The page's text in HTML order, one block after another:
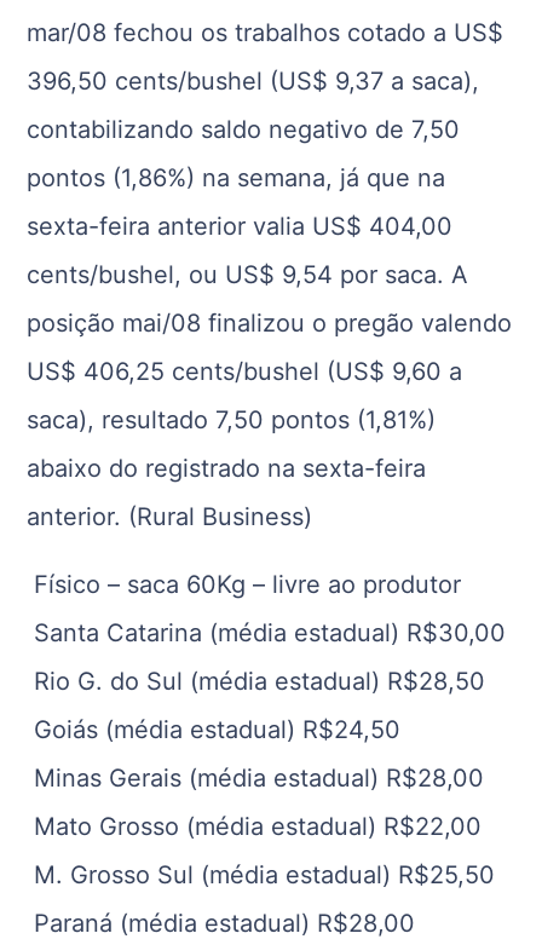
mar/08 fechou os trabalhos cotado a US$
396,50 cents/bushel (US$ 9,37 a saca),
contabilizando saldo negativo de 7,50
pontos (1,86%) na semana, já que na
sexta-feira anterior valia US$ 404,00
cents/bushel, ou US$ 9,54 por saca. A
posição mai/08 finalizou o pregão valendo
US$ 406,25 cents/bushel (US$ 9,60 a
saca), resultado 7,50 pontos (1,81%)
abaixo do registrado na sexta-feira
anterior. (Rural Business)
Físico – saca 60Kg – livre ao produtor
Santa Catarina (média estadual) R$30,00
Rio G. do Sul (média estadual) R$28,50
Goiás (média estadual) R$24,50
Minas Gerais (média estadual) R$28,00
Mato Grosso (média estadual) R$22,00
M. Grosso Sul (média estadual) R$25,50
Paraná (média estadual) R$28,00